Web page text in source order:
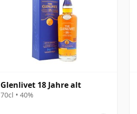
Glenlivet 18 Jahre alt
70cl • 40%